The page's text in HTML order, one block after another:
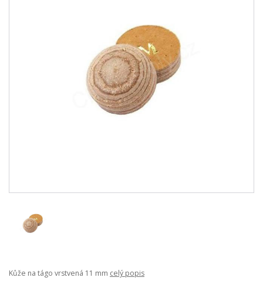
Kůže na tágo vrstvená 11 mm celý popis